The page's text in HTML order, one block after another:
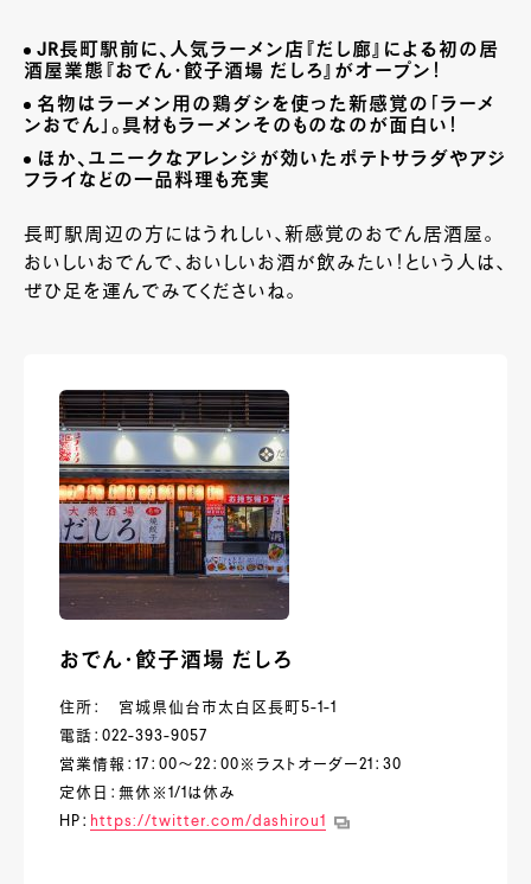
JR長町駅前に、人気ラーメン店『だし廊』による初の居
酒屋業態『おでん・餃子酒場 だしろ』がオープン！
名物はラーメン用の鶏ダシを使った新感覚の「ラーメ
ンおでん」。具材もラーメンそのものなのが面白い！
ほか、ユニークなアレンジが効いたポテトサラダやアジ
フライなどの一品料理も充実
長町駅周辺の方にはうれしい、新感覚のおでん居酒屋。
おいしいおでんで、おいしいお酒が飲みたい！という人は、
ぜひ足を運んでみてくださいね。
おでん・餃子酒場 だしろ
住所： 宮城県仙台市太白区長町5-1-1
電話：022-393-9057
営業情報：17：00～22：00※ラストオーダー21：30
定休日：無休※1/1は休み
HP： https://twitter.com/dashirou1